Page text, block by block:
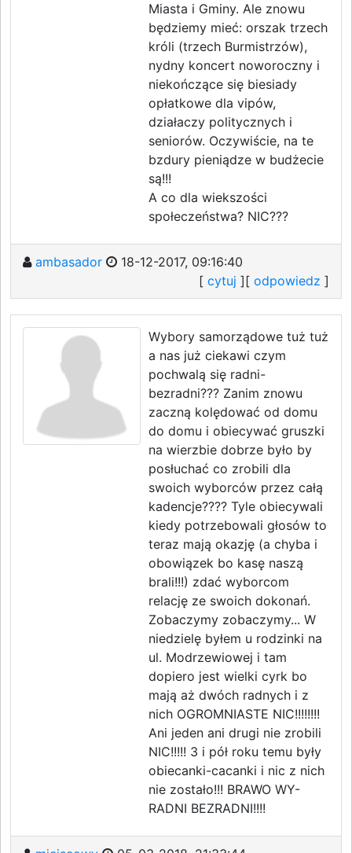
Miasta i Gminy. Ale znowu
będziemy mieć: orszak trzech
króli (trzech Burmistrzów),
nydny koncert noworoczny i
niekończące się biesiady
opłatkowe dla vipów,
działaczy politycznych i
seniorów. Oczywiście, na te
bzdury pieniądze w budżecie
są!!!
A co dla wiekszości
społeczeństwa? NIC???
ambasador
18-12-2017, 09:16:40
[ cytuj ][ odpowiedz ]
Wybory samorządowe tuż tuż
a nas już ciekawi czym
pochwalą się radni-
bezradni??? Zanim znowu
zaczną kolędować od domu
do domu i obiecywać gruszki
na wierzbie dobrze było by
posłuchać co zrobili dla
swoich wyborców przez całą
kadencje???? Tyle obiecywali
kiedy potrzebowali głosów to
teraz mają okazję (a chyba i
obowiązek bo kasę naszą
brali!!!) zdać wyborcom
relację ze swoich dokonań.
Zobaczymy zobaczymy... W
niedzielę byłem u rodzinki na
ul. Modrzewiowej i tam
dopiero jest wielki cyrk bo
mają aż dwóch radnych i z
nich OGROMNIASTE NIC!!!!!!!!
Ani jeden ani drugi nie zrobili
NIC!!!!! 3 i pół roku temu były
obiecanki-cacanki i nic z nich
nie zostało!!! BRAWO WY-
RADNI BEZRADNI!!!!